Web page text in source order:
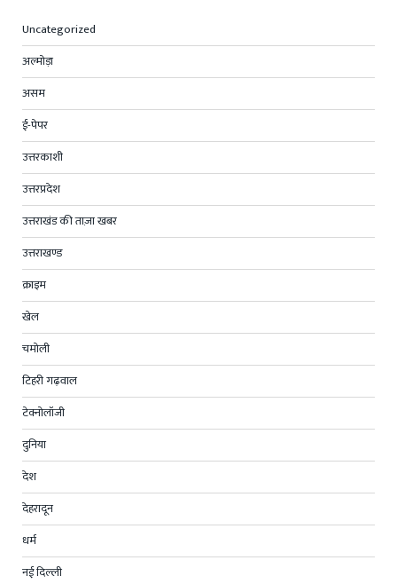
Uncategorized
अल्मोड़ा
असम
ई-पेपर
उत्तरकाशी
उत्तरप्रदेश
उत्तराखंड की ताज़ा खबर
उत्तराखण्ड
क्राइम
खेल
चमोली
टिहरी गढ़वाल
टेक्नोलॉजी
दुनिया
देश
देहरादून
धर्म
नई दिल्ली